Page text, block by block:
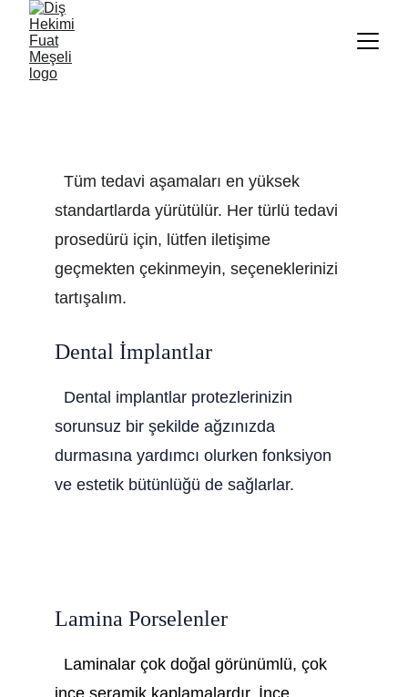
Dental İmplantlar
sorunsuz bir şekilde ağzınızda
durmasına yardımcı olurken fonksiyon
ve estetik bütünlüğü de sağlarlar.
Lamina Porselenler
ince seramik kaplamalardır. İnce
Tüm tedavi aşamaları en yüksek
standartlarda yürütülür. Her türlü tedavi
prosedürü için, lütfen iletişime
geçmekten çekinmeyin, seçeneklerinizi
tartışalım.